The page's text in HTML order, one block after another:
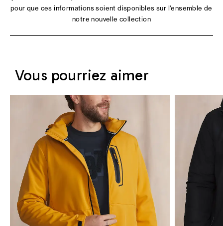
pour que ces informations soient disponibles sur l'ensemble de
notre nouvelle collection
Vous pourriez aimer